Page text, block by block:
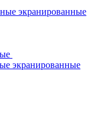
экранированные
экранированные